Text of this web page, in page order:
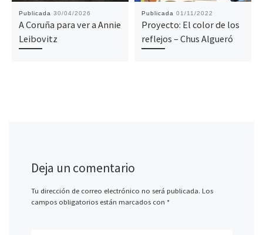
Publicada 30/04/2026
A Coruña para ver a Annie
Leibovitz
Publicada 01/11/2022
Proyecto: El color de los
reflejos – Chus Algueró
Deja un comentario
Tu dirección de correo electrónico no será publicada. Los
campos obligatorios están marcados con *